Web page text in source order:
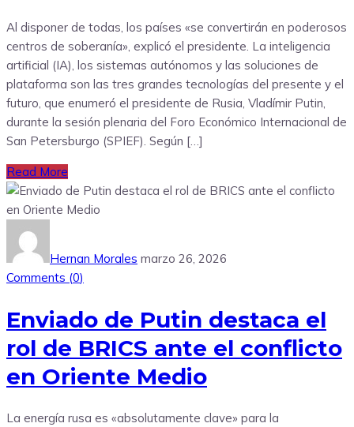
Al disponer de todas, los países «se convertirán en poderosos
centros de soberanía», explicó el presidente. La inteligencia
artificial (IA), los sistemas autónomos y las soluciones de
plataforma son las tres grandes tecnologías del presente y el
futuro, que enumeró el presidente de Rusia, Vladímir Putin,
durante la sesión plenaria del Foro Económico Internacional de
San Petersburgo (SPIEF). Según […]
Read More
Hernan Morales marzo 26, 2026
Comments (0)
Enviado de Putin destaca el
rol de BRICS ante el conflicto
en Oriente Medio
La energía rusa es «absolutamente clave» para la